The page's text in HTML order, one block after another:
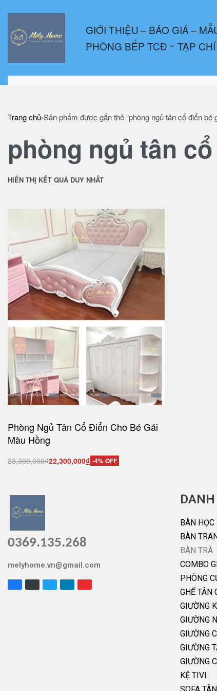
GIỚI THIỆU– BÁO GIÁ–
PHÒNG BẾP TCĐ
TẠP
Trang chủ›Sản phẩm được gắn thẻ “phòng ngủ tân cổ điển bé
phòng ngủ tân
HIỂN THỊ KẾT QUẢ DUY NHẤT
Phòng Ngủ Tân Cổ Điển Cho Bé Gái
Màu Hồng
23,300,000₫22,300,000₫ -4% OFF
0369.135.268
melyhome.vn@gmail.com
BÀN
BÀN
BÀN TRÀ
COMBO
PHÒNG
GHẾ TÂN
GIƯỜNG
GIƯỜNG
GIƯỜNG
GIƯỜNG
GIƯỜNG
KỆ TIVI